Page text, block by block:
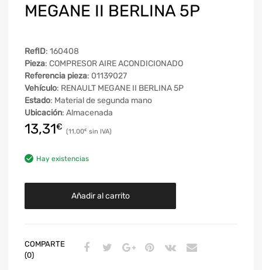
MEGANE II BERLINA 5P
RefID: 160408
Pieza: COMPRESOR AIRE ACONDICIONADO
Referencia pieza: 01139027
Vehículo: RENAULT MEGANE II BERLINA 5P
Estado: Material de segunda mano
Ubicación: Almacenada
13,31€ 11,00€
Hay existencias
Añadir al carrito
COMPARTE
(0)